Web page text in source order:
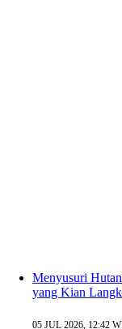
Menyusuri
yang Kian
05 JUL 2026, 12:42